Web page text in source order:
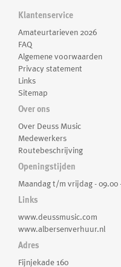
Klantenservice
Amateurtarieven 2026
FAQ
Algemene voorwaarden
Privacy statement
Links
Sitemap
Over ons
Over Deuss Music
Medewerkers
Routebeschrijving
Openingstijden
Maandag t/m vrijdag - 09.00
Links
www.deussmusic.com
www.albersenverhuur.nl
Adres
Fijnjekade 160